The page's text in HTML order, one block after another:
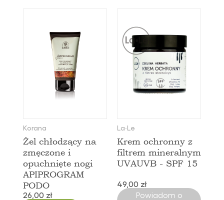
Korana
Żel chłodzący na
zmęczone i
opuchnięte nogi
APIPROGRAM
PODO
26,00 zł
La∙Le
Krem ochronny z
filtrem mineralnym
UVAUVB - SPF 15
49,00 zł
Powiadom o